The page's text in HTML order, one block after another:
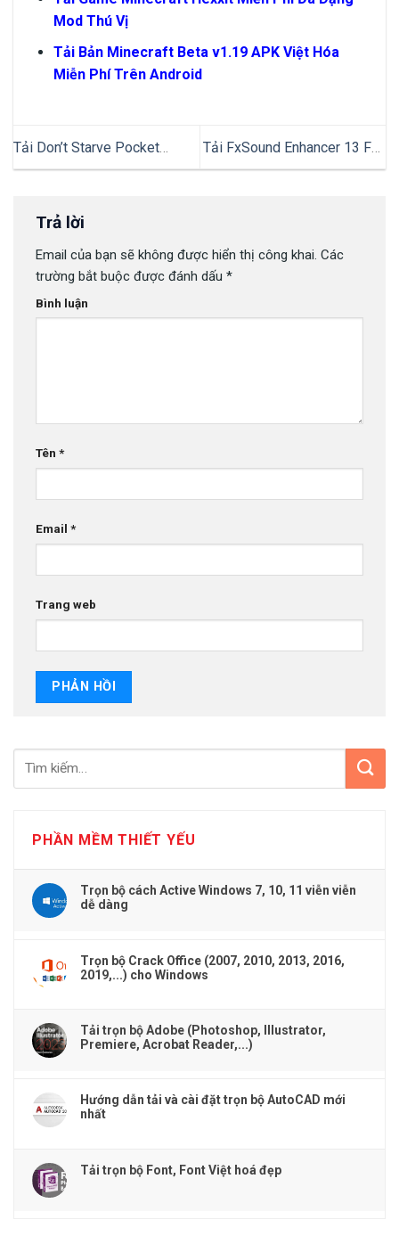
PHẦN MỀM THIẾT YẾU
Trọn bộ cách Active Windows 7, 10, 11 viễn viễn
dễ dàng
Trọn bộ Crack Office (2007, 2010, 2013, 2016,
2019,...) cho Windows
Tải trọn bộ Adobe (Photoshop, Illustrator,
Premiere, Acrobat Reader,...)
Hướng dẫn tải và cài đặt trọn bộ AutoCAD mới
nhất
Tải trọn bộ Font, Font Việt hoá đẹp
Mod Thú Vị
Tải Bản Minecraft Beta v1.19 APK Việt Hóa
Miễn Phí Trên Android
Tải Don’t Starve Pocket
Edition Mod APK v1.19.8
Tải FxSound Enhancer 13 Full
Crack Điều Chỉnh Âm Thanh
Trả lời
Email của bạn sẽ không được hiển thị công khai. Các
trường bắt buộc được đánh dấu *
Bình luận
Tên *
Email *
Trang web